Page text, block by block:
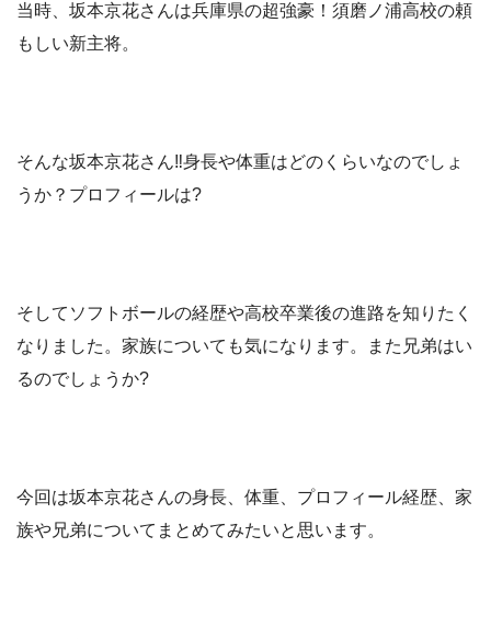
当時、坂本京花さんは兵庫県の超強豪！須磨ノ浦高校の頼
もしい新主将。
そんな坂本京花さん‼身長や体重はどのくらいなのでしょ
うか？プロフィールは?
そしてソフトボールの経歴や高校卒業後の進路を知りたく
なりました。家族についても気になります。また兄弟はい
るのでしょうか?
今回は坂本京花さんの身長、体重、プロフィール経歴、家
族や兄弟についてまとめてみたいと思います。